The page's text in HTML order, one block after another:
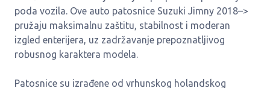
poda vozila. Ove auto patosnice Suzuki Jimny 2018–>
pružaju maksimalnu zaštitu, stabilnost i moderan
izgled enterijera, uz zadržavanje prepoznatljivog
robusnog karaktera modela.
Patosnice su izrađene od vrhunskog holandskog